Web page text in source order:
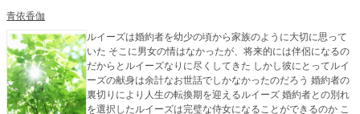
青依香伽
ルイーズは婚約者を幼少の頃から家族のように大切に思って
いた そこに男女の情はなかったが、将来的には伴侶になるの
だからとルイーズなりに尽くしてきた しかし彼にとってルイ
ーズの献身は余計なお世話でしかなかったのだろう 婚約者の
裏切りにより人生の転換期を迎えるルイーズ 婚約者との別れ
を選択したルイーズは完璧な侍女になることができるのか こ